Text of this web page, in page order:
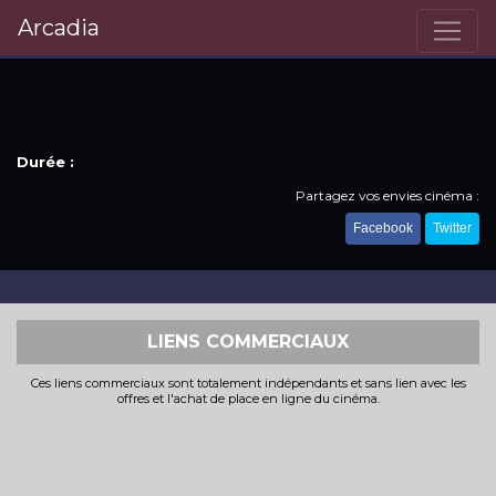
Arcadia
Durée :
Partagez vos envies cinéma :
Facebook Twitter
LIENS COMMERCIAUX
Ces liens commerciaux sont totalement indépendants et sans lien avec les
offres et l'achat de place en ligne du cinéma.